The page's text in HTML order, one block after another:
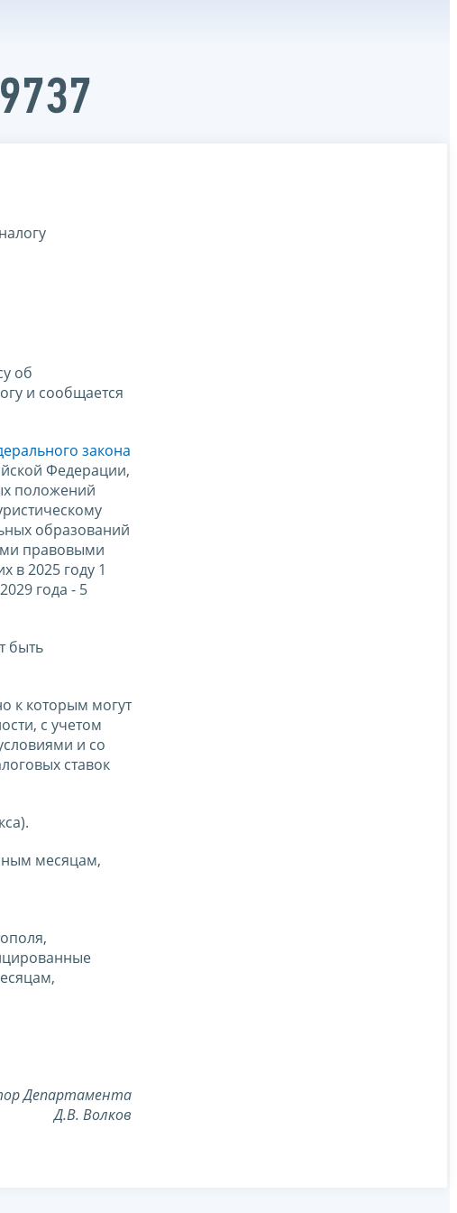
об
и сообщается
закона
Федерации,
положений
образований
правовыми
в 2025 году 1
года - 5
быть
к которым могут
с учетом
и со
ставок
месяцам,
Департамента
Д.В. Волков